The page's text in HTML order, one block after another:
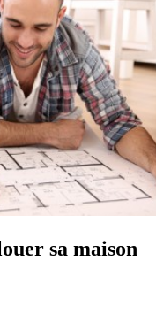
sa maison